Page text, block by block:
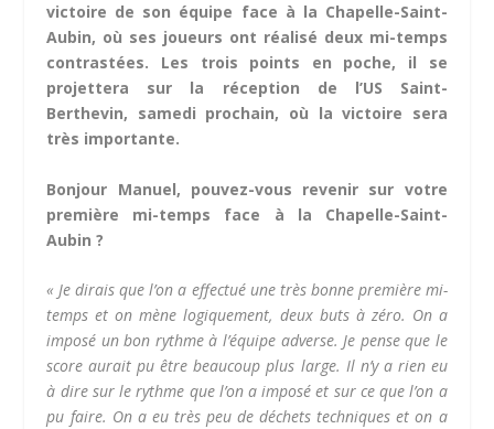
victoire de son équipe face à la Chapelle-Saint-
Aubin, où ses joueurs ont réalisé deux mi-temps
contrastées. Les trois points en poche, il se
projettera sur la réception de l’US Saint-
Berthevin, samedi prochain, où la victoire sera
très importante.
Bonjour Manuel, pouvez-vous revenir sur votre
première mi-temps face à la Chapelle-Saint-
Aubin ?
« Je dirais que l’on a effectué une très bonne première mi-
temps et on mène logiquement, deux buts à zéro. On a
imposé un bon rythme à l’équipe adverse. Je pense que le
score aurait pu être beaucoup plus large. Il n’y a rien eu
à dire sur le rythme que l’on a imposé et sur ce que l’on a
pu faire. On a eu très peu de déchets techniques et on a